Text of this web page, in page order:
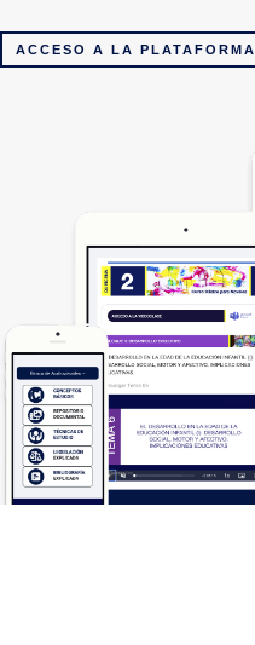
ACCESO A LA PLATAFORMA